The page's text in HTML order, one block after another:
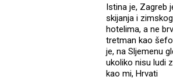
Istina je, Zagreb
skijanja i
hotelima, a ne
tretman kao
je, na Sljemenu
ukoliko nisu ludi
kao mi, Hrvati